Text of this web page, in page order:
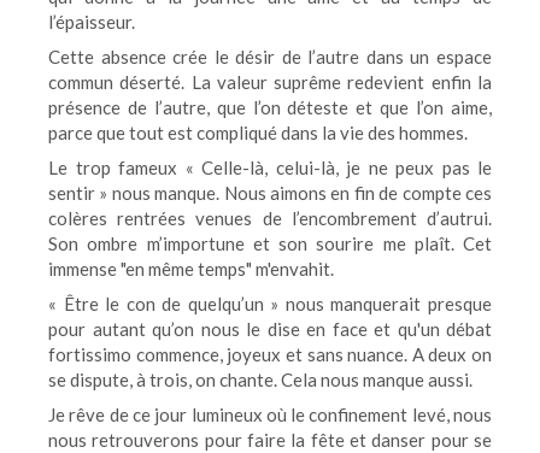
l’épaisseur.
Cette absence crée le désir de l’autre dans un espace
commun déserté. La valeur suprême redevient enfin la
présence de l’autre, que l’on déteste et que l’on aime,
parce que tout est compliqué dans la vie des hommes.
Le trop fameux « Celle-là, celui-là, je ne peux pas le
sentir » nous manque. Nous aimons en fin de compte ces
colères rentrées venues de l’encombrement d’autrui.
Son ombre m’importune et son sourire me plaît. Cet
immense "en même temps" m'envahit.
« Être le con de quelqu’un » nous manquerait presque
pour autant qu’on nous le dise en face et qu'un débat
fortissimo commence, joyeux et sans nuance. A deux on
se dispute, à trois, on chante. Cela nous manque aussi.
Je rêve de ce jour lumineux où le confinement levé, nous
nous retrouverons pour faire la fête et danser pour se